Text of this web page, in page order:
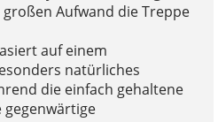
Aufwand die Treppe
auf einem
natürliches
die einfach gehaltene
gegenwärtige